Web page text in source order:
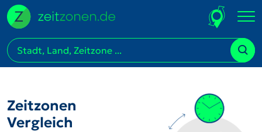
Zeitzonen
Vergleich